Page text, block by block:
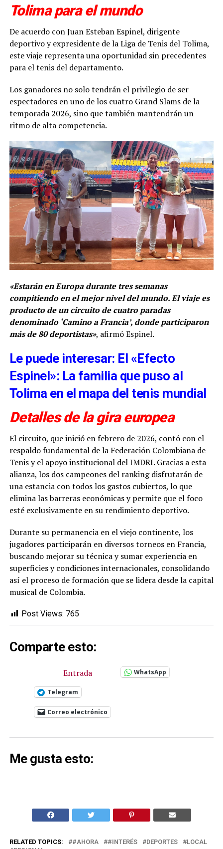
Tolima para el mundo
De acuerdo con Juan Esteban Espinel, dirigente
deportivo y expresidente de la Liga de Tenis del Tolima,
este viaje representa una oportunidad sin precedentes
para el tenis del departamento.
Los ganadores no solo tendrán el privilegio de ser
espectadores en uno de los cuatro Grand Slams de la
temporada 2026, sino que también mantendrán un
ritmo de alta competencia.
«Estarán en Europa durante tres semanas
compitiendo en el mejor nivel del mundo. El viaje es
producto de un circuito de cuatro paradas
denominado ‘Camino a Francia’, donde participaron
más de 80 deportistas», afirmó Espinel.
Le puede interesar: El «Efecto
Espinel»: La familia que puso al
Tolima en el mapa del tenis mundial
Detalles de la gira europea
El circuito, que inició en febrero de 2026, contó con el
respaldo fundamental de la Federación Colombiana de
Tenis y el apoyo institucional del IMDRI. Gracias a esta
alianza, los dos campeones del ranking disfrutarán de
una estancia con todos los gastos cubiertos, lo que
elimina las barreras económicas y permite que el foco
esté exclusivamente en su rendimiento deportivo.
Durante su permanencia en el viejo continente, los
jugadores participarán en diversos torneos en Francia,
buscando mejorar su técnica y sumar experiencia en
superficies y condiciones internacionales, consolidando
así el proceso de formación que se lidera desde la capital
musical de Colombia.
Post Views: 765
Comparte esto:
Entrada WhatsApp
Telegram
Correo electrónico
Me gusta esto:
RELATED TOPICS: #AHORA #INTERÉS DEPORTES
LOCAL